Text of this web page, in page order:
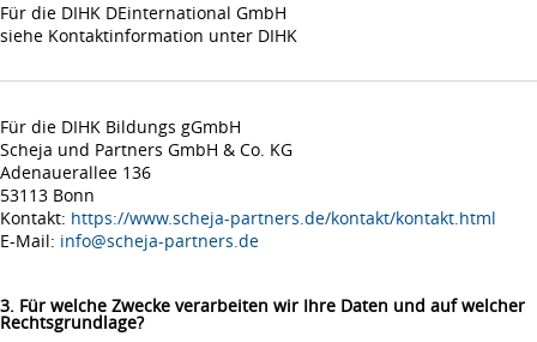
Für die DIHK DEinternational GmbH
siehe Kontaktinformation unter DIHK
Für die DIHK Bildungs gGmbH
Scheja und Partners GmbH & Co. KG
Adenauerallee 136
53113 Bonn
Kontakt: https://www.scheja-partners.de/kontakt/kontakt.html
E-Mail: info@scheja-partners.de
3. Für welche Zwecke verarbeiten wir Ihre Daten und auf welcher
Rechtsgrundlage?